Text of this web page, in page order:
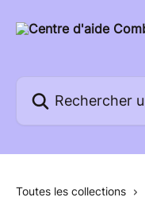
Toutes les collections